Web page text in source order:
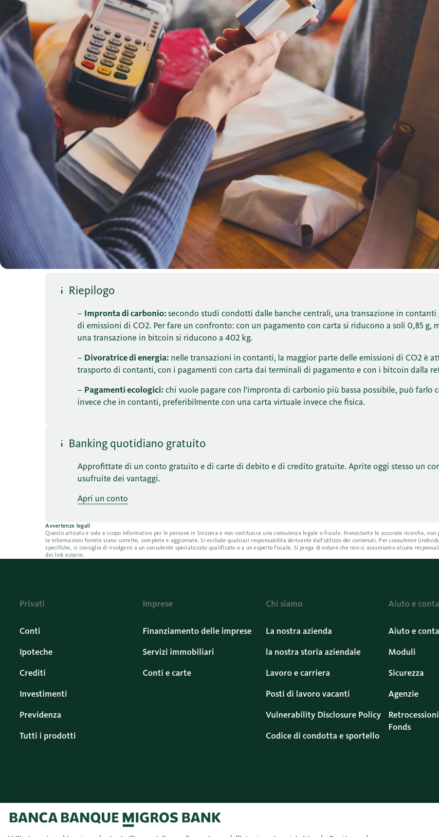
Riepilogo
– Impronta di carbonio: secondo studi condotti dalle banche centrali, una transazione in contanti
di emissioni di CO2. Per fare un confronto: con un pagamento con carta si riducono a soli 0,85 g,
una transazione in bitcoin si riducono a 402 kg.
– Divoratrice di energia: nelle transazioni in contanti, la maggior parte delle emissioni di CO2 è
trasporto di contanti, con i pagamenti con carta dai terminali di pagamento e con i bitcoin dalla
– Pagamenti ecologici: chi vuole pagare con l’impronta di carbonio più bassa possibile, può farlo
invece che in contanti, preferibilmente con una carta virtuale invece che fisica.
Banking quotidiano gratuito
Approfittate di un conto gratuito e di carte di debito e di credito gratuite. Aprite oggi stesso un
usufruite dei vantaggi.
Apri un conto
Avvertenze legali
Questo articolo è solo a scopo informativo per le persone in Svizzera e non costituisce una consulenza legale o fiscale. Nonostante le accurate ricerche, non
le informazioni fornite siano corrette, complete e aggiornate. Si esclude qualsiasi responsabilità derivante dall'utilizzo dei contenuti. Per consulenze
specifiche, si consiglia di rivolgersi a un consulente specializzato qualificato o a un esperto fiscale. Si prega di notare che non ci assumiamo alcuna
dei link esterni.
Privati
Conti
Ipoteche
Crediti
Investimenti
Previdenza
Tutti i prodotti
Imprese
Finanziamento delle imprese
Servizi immobiliari
Conti e carte
Chi siamo
La nostra azienda
la nostra storia aziendale
Lavoro e carriera
Posti di lavoro vacanti
Vulnerability Disclosure Policy
Codice di condotta e sportello
Aiuto e
Aiuto e
Moduli
Sicurezza
Agenzie
Fonds
dati
legali